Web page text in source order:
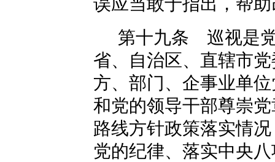
第十九条 巡视是
省、自治区、直辖市
方、部门、企事业单
和党的领导干部尊崇
路线方针政策落实情
党的纪律、落实中央